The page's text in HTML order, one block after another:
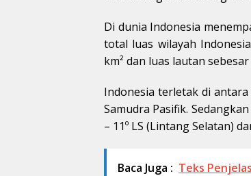
Di dunia Indonesia
total luas wilayah
km² dan luas lautan sebesar
Indonesia terletak di
Samudra Pasifik.
– 11º LS (Lintang Selatan)
Baca Juga : Teks